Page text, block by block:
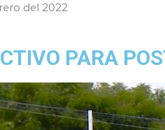
del 2022
PARA